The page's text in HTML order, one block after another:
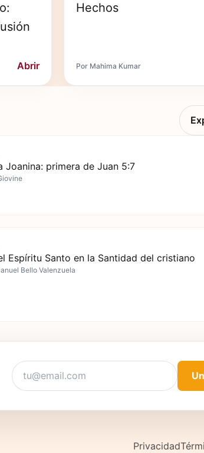
Abrir
Hechos
Por Mahima Kumar
Joanina: primera de Juan 5:7
Espíritu Santo en la Santidad del cristiano
Bello Valenzuela
Privacidad